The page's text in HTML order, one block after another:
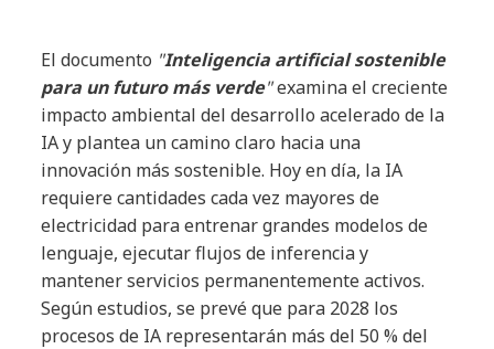
El documento "Inteligencia artificial sostenible
para un futuro más verde"examina el creciente
impacto ambiental del desarrollo acelerado de la
IA y plantea un camino claro hacia una
innovación más sostenible. Hoy en día, la IA
requiere cantidades cada vez mayores de
electricidad para entrenar grandes modelos de
lenguaje, ejecutar flujos de inferencia y
mantener servicios permanentemente activos.
Según estudios, se prevé que para 2028 los
procesos de IA representarán más del 50 % del